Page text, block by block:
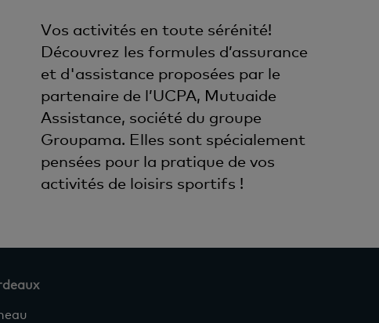
Vos activités en toute sérénité!
Découvrez les formules d’assurance
et d'assistance proposées par le
partenaire de l’UCPA, Mutuaide
Assistance, société du groupe
Groupama. Elles sont spécialement
pensées pour la pratique de vos
activités de loisirs sportifs !